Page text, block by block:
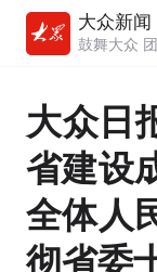
大众新闻
鼓舞大众
大众日
省建设
全体人
彻省委